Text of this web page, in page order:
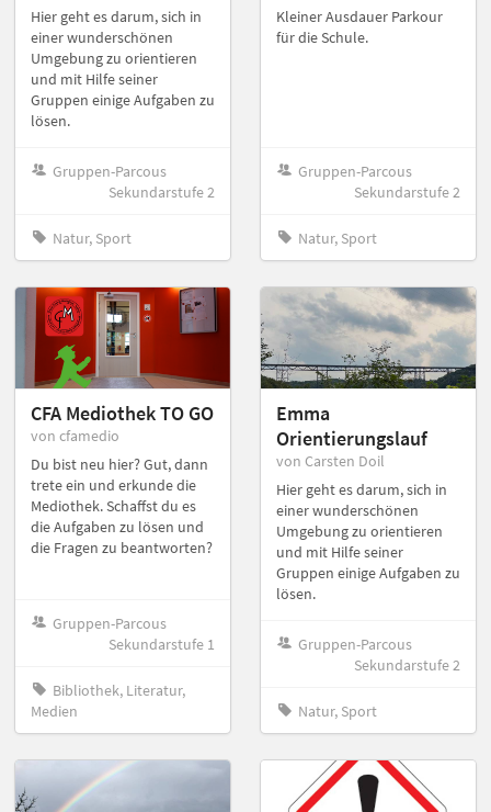
Hier geht es darum, sich in
einer wunderschönen
Umgebung zu orientieren
und mit Hilfe seiner
Gruppen einige Aufgaben zu
lösen.
Gruppen-Parcous
Sekundarstufe 2
Natur, Sport
Kleiner Ausdauer Parkour
für die Schule.
Gruppen-Parcous
Sekundarstufe 2
Natur, Sport
CFA Mediothek TO GO
von cfamedio
Du bist neu hier? Gut, dann
trete ein und erkunde die
Mediothek. Schaffst du es
die Aufgaben zu lösen und
die Fragen zu beantworten?
Gruppen-Parcous
Sekundarstufe 1
Bibliothek, Literatur,
Medien
Emma
Orientierungslauf
von Carsten Doil
Hier geht es darum, sich in
einer wunderschönen
Umgebung zu orientieren
und mit Hilfe seiner
Gruppen einige Aufgaben zu
lösen.
Gruppen-Parcous
Sekundarstufe 2
Natur, Sport